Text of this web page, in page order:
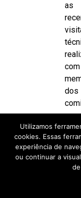
as
com
dos
para
o
Utilizamos
cookies. Essas
experiência de
ou continuar a